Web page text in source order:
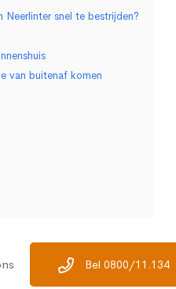
snel te bestrijden?
van buitenaf komen
Bel 0800/11.134